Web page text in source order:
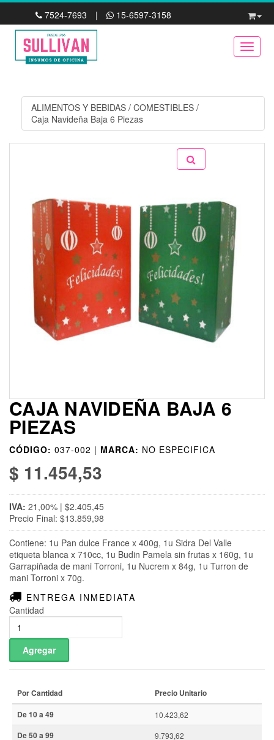
7524-7693 | 15-6597-3158
ALIMENTOS Y BEBIDAS / COMESTIBLES /
Caja Navideña Baja 6 Piezas
CAJA NAVIDEÑA BAJA 6
PIEZAS
CÓDIGO: 037-002 | MARCA: NO ESPECIFICA
$ 11.454,53
IVA: 21,00% | $2.405,45
Precio Final: $13.859,98
Contiene: 1u Pan dulce France x 400g, 1u Sidra Del Valle
etiqueta blanca x 710cc, 1u Budin Pamela sin frutas x 160g, 1u
Garrapiñada de mani Torroni, 1u Nucrem x 84g, 1u Turron de
mani Torroni x 70g.
ENTREGA INMEDIATA
Cantidad
Por Cantidad
Precio Unitario
De 10 a 49
10.423,62
De 50 a 99 9.793,62